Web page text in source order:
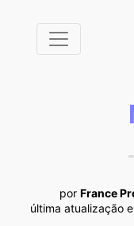
por France
última atualização